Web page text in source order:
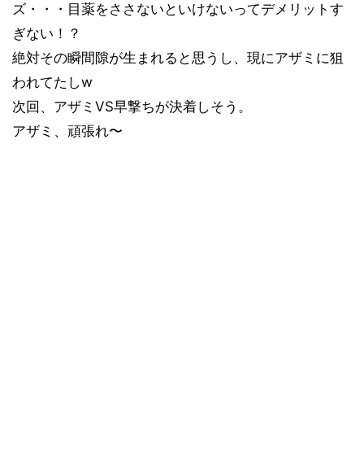
ズ・・・目薬をささないといけないってデメリットす
ぎない！？
絶対その瞬間隙が生まれると思うし、現にアザミに狙
われてたしw
次回、アザミVS早撃ちが決着しそう。
アザミ、頑張れ〜